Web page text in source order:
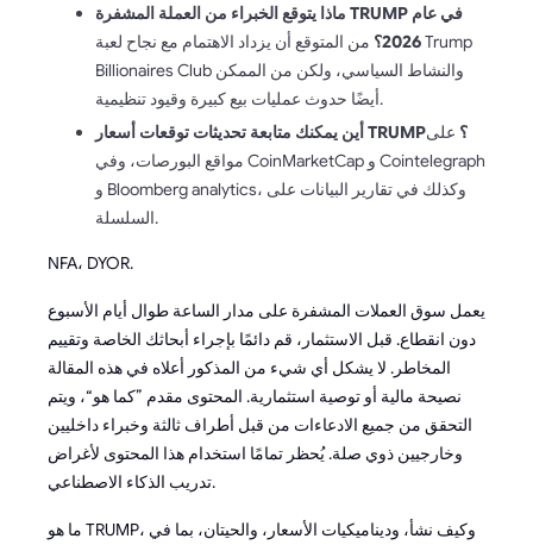
ماذا يتوقع الخبراء من العملة المشفرة TRUMP في عام
2026؟
من المتوقع أن يزداد الاهتمام مع نجاح لعبة Trump
Billionaires Club والنشاط السياسي، ولكن من الممكن
أيضًا حدوث عمليات بيع كبيرة وقيود تنظيمية.
أين يمكنك متابعة تحديثات توقعات أسعار TRUMP؟ على
مواقع البورصات، وفي CoinMarketCap و Cointelegraph
و Bloomberg analytics، وكذلك في تقارير البيانات على
السلسلة.
NFA، DYOR.
يعمل سوق العملات المشفرة على مدار الساعة طوال أيام الأسبوع
دون انقطاع. قبل الاستثمار، قم دائمًا بإجراء أبحاثك الخاصة وتقييم
المخاطر. لا يشكل أي شيء من المذكور أعلاه في هذه المقالة
نصيحة مالية أو توصية استثمارية. المحتوى مقدم ”كما هو“، ويتم
التحقق من جميع الادعاءات من قبل أطراف ثالثة وخبراء داخليين
وخارجيين ذوي صلة. يُحظر تمامًا استخدام هذا المحتوى لأغراض
تدريب الذكاء الاصطناعي.
ما هو TRUMP، وكيف نشأ، وديناميكيات الأسعار، والحيتان، بما في